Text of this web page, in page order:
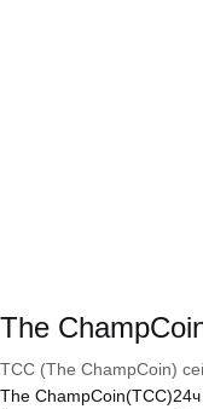
The
TCC (The ChampCoin)
The ChampCoin(TCC)24ч